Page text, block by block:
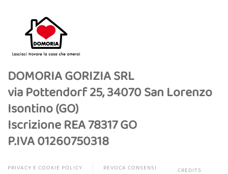
DOMORIA GORIZIA SRL
via Pottendorf 25, 34070 San Lorenzo
Isontino (GO)
Iscrizione REA 78317 GO
P.IVA 01260750318
PRIVACY E COOKIE POLICY REVOCA CONSENSI CREDITS